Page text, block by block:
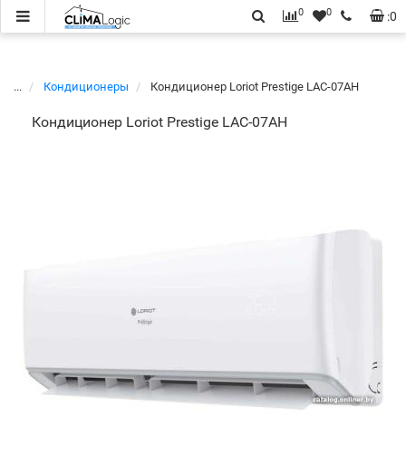
:0
0 0
... Кондиционеры Кондиционер Loriot Prestige LAC-07AH
Кондиционер Loriot Prestige LAC-07AH